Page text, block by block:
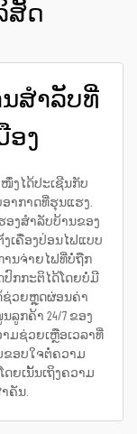
ສັດ
ສຳລັບທີ່
ອງ
ງໄດ້ປະເຊີນກັບ
າກາດທີ່ຮຸນແຮງ.
ອງສຳລັບບ້ານຂອງ
ເຄື່ອງປ່ອນໄຟແບບ
ານຈ່າຍໄຟທີ່ບໍ່ຖືກ
ປົກກະຕິໄດ້ໂດຍບໍ່ມີ
ຊ່ວຍຫຼຸດຜ່ອນຄ່າ
ກຄ້າ 24/7 ຂອງ
ມຊ່ວຍເຫຼືອເວລາທີ່
ຂອບໃຈຕໍ່ຄວາມ
ຍເນັ້ນເຖິງຄວາມ
ຄັນ.